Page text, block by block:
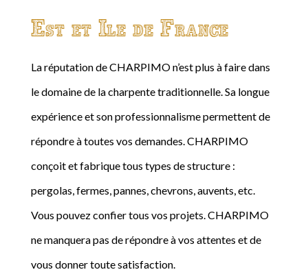
Est et Ile de France
La réputation de CHARPIMO n’est plus à faire dans
le domaine de la charpente traditionnelle. Sa longue
expérience et son professionnalisme permettent de
répondre à toutes vos demandes. CHARPIMO
conçoit et fabrique tous types de structure :
pergolas, fermes, pannes, chevrons, auvents, etc.
Vous pouvez confier tous vos projets. CHARPIMO
ne manquera pas de répondre à vos attentes et de
vous donner toute satisfaction.